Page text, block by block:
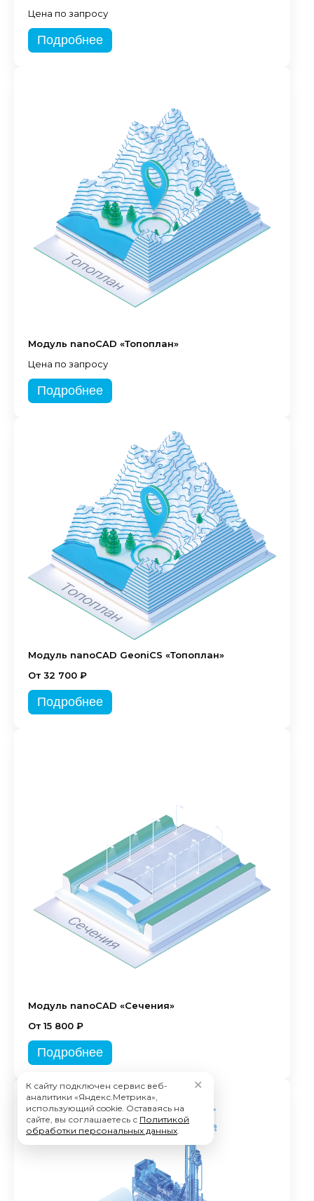
Цена по запросу
Подробнее
Модуль nanoCAD «Топоплан»
Цена по запросу
Подробнее
Модуль nanoCAD GeoniCS «Топоплан»
От 32 700 ₽
Подробнее
Модуль nanoCAD «Сечения»
От 15 800 ₽
Подробнее
К сайту подключен сервис веб-
аналитики «Яндекс.Метрика»,
использующий cookie. Оставаясь на
сайте, вы соглашаетесь с Политикой
обработки персональных данных.
✕